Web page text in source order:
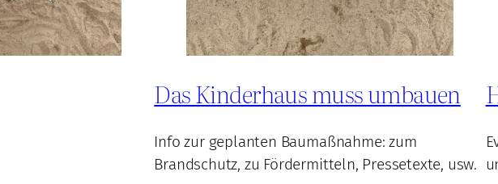
Das Kinderhaus muss umbauen
Info zur geplanten Baumaßnahme: zum
Brandschutz, zu Fördermitteln, Pressetexte, usw.